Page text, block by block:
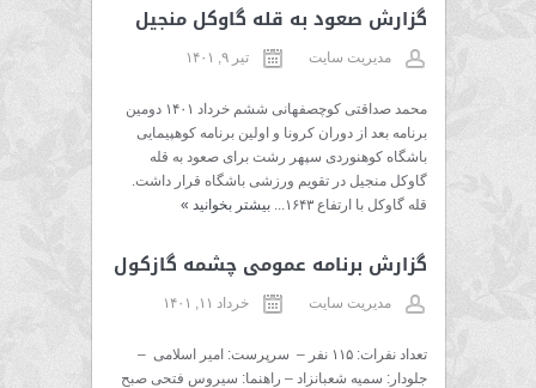
گزارش صعود به قله گاوکل منجیل
مدیریت سایت تیر ۹, ۱۴۰۱
محمد صداقتی کوچصفهانی ششم خرداد ۱۴۰۱ دومین
برنامه بعد از دوران کرونا و اولین برنامه کوهپیمایی
باشگاه کوهنوردی سپهر رشت برای صعود به قله
گاوکل منجیل در تقویم ورزشی باشگاه قرار داشت.
قله گاوکل با ارتفاع ۱۶۴۳...
بیشتر بخوانید »
گزارش برنامه عمومی چشمه گازکول
مدیریت سایت خرداد ۱۱, ۱۴۰۱
تعداد نفرات: ۱۱۵ نفر – سرپرست: امیر اسلامی –
جلودار: سمیه شعبانزاد – راهنما: سیروس فتحی صبح